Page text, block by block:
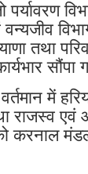
पर्यावरण
वन्यजीव
तथा
सौंपा
में
राजस्व एवं
करनाल